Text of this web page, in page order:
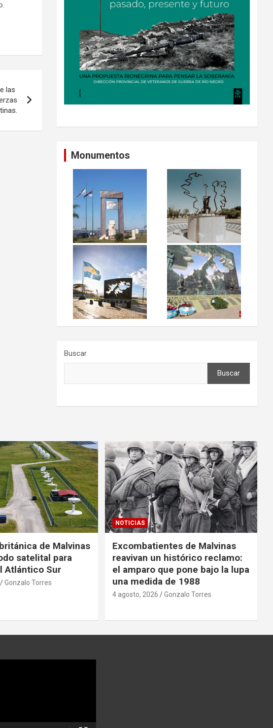
las
Monumentos
Buscar
Buscar
de Malvinas
satelital para
Atlántico Sur
Gonzalo Torres
NOTICIAS
Excombatientes de Malvinas
reavivan un histórico reclamo:
el amparo que pone bajo la lupa
una medida de 1988
4 agosto, 2026 Gonzalo Torres